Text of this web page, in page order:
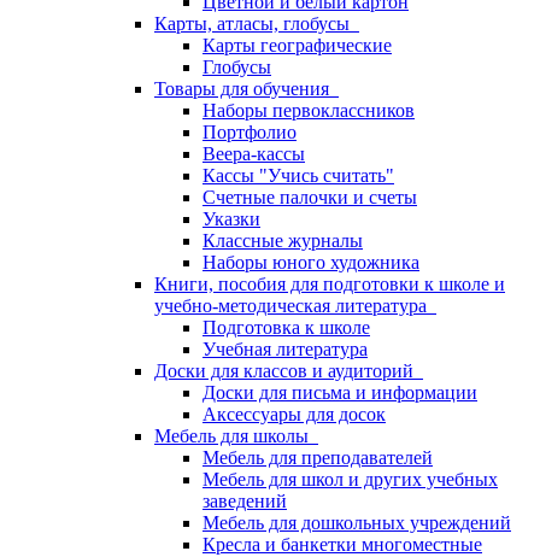
Карты, атласы, глобусы
Карты географические
Глобусы
Товары для обучения
Наборы первоклассников
Портфолио
Веера-кассы
Кассы "Учись считать"
Счетные палочки и счеты
Указки
Классные журналы
Наборы юного художника
Книги, пособия для подготовки к школе и
учебно-методическая литература
Подготовка к школе
Учебная литература
Доски для классов и аудиторий
Доски для письма и информации
Аксессуары для досок
Мебель для школы
Мебель для преподавателей
Мебель для школ и других учебных
заведений
Мебель для дошкольных учреждений
Кресла и банкетки многоместные